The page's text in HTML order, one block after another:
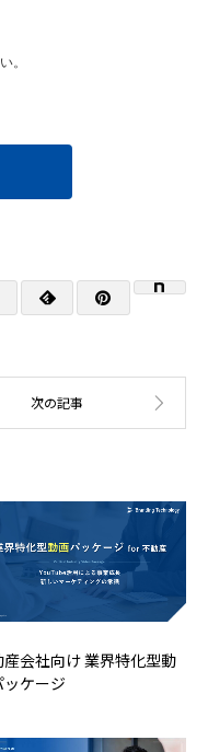
。
産会社向け 業界特化型動
ッケージ